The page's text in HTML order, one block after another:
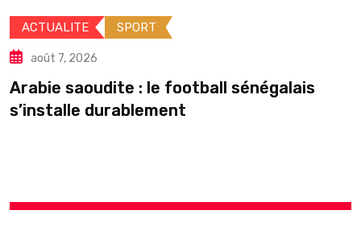
ACTUALITE SPORT
août 7, 2026
Arabie saoudite : le football sénégalais
s’installe durablement